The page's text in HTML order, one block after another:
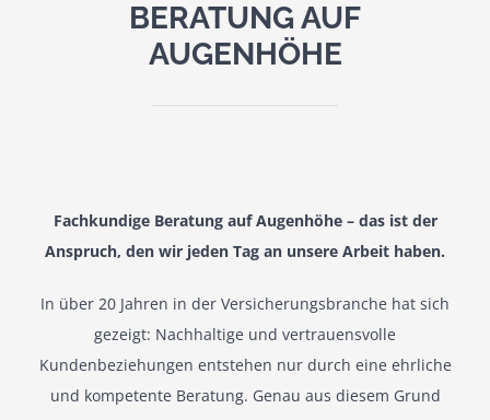
Partner
Pflege ABC
BERATUNG AUF
AUGENHÖHE
Fachkundige Beratung auf Augenhöhe – das ist der
Anspruch, den wir jeden Tag an unsere Arbeit haben.
In über 20 Jahren in der Versicherungsbranche hat sich
gezeigt: Nachhaltige und vertrauensvolle
Kundenbeziehungen entstehen nur durch eine ehrliche
und kompetente Beratung. Genau aus diesem Grund